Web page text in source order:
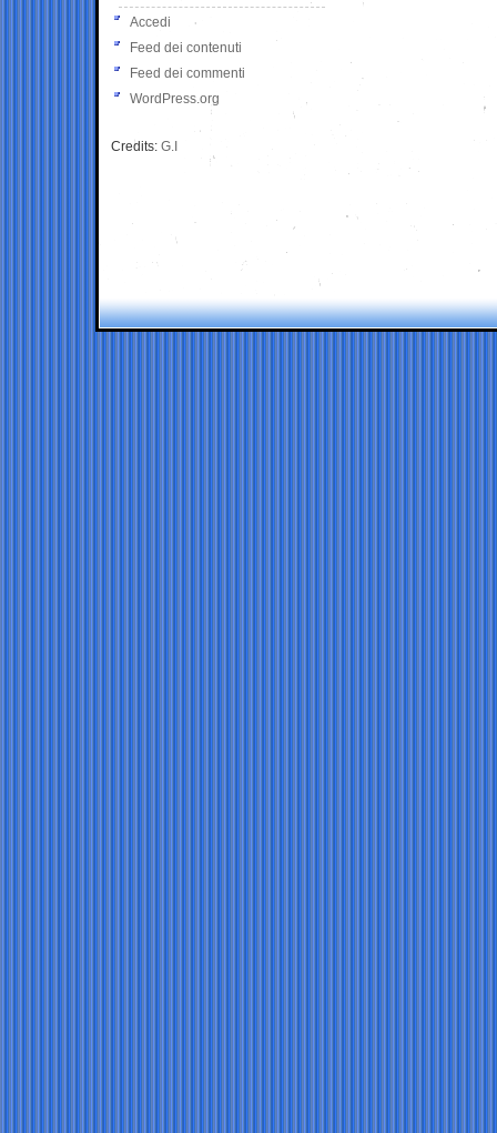
Accedi
Feed dei contenuti
Feed dei commenti
WordPress.org
Credits: G.I